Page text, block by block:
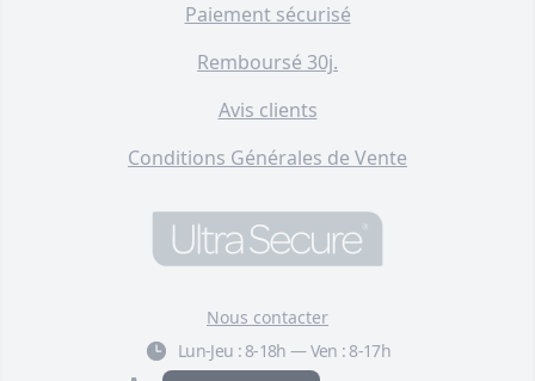
Paiement sécurisé
Remboursé 30j.
Avis clients
Conditions Générales de Vente
Nous contacter
Lun-Jeu : 8-18h —Ven : 8-17h